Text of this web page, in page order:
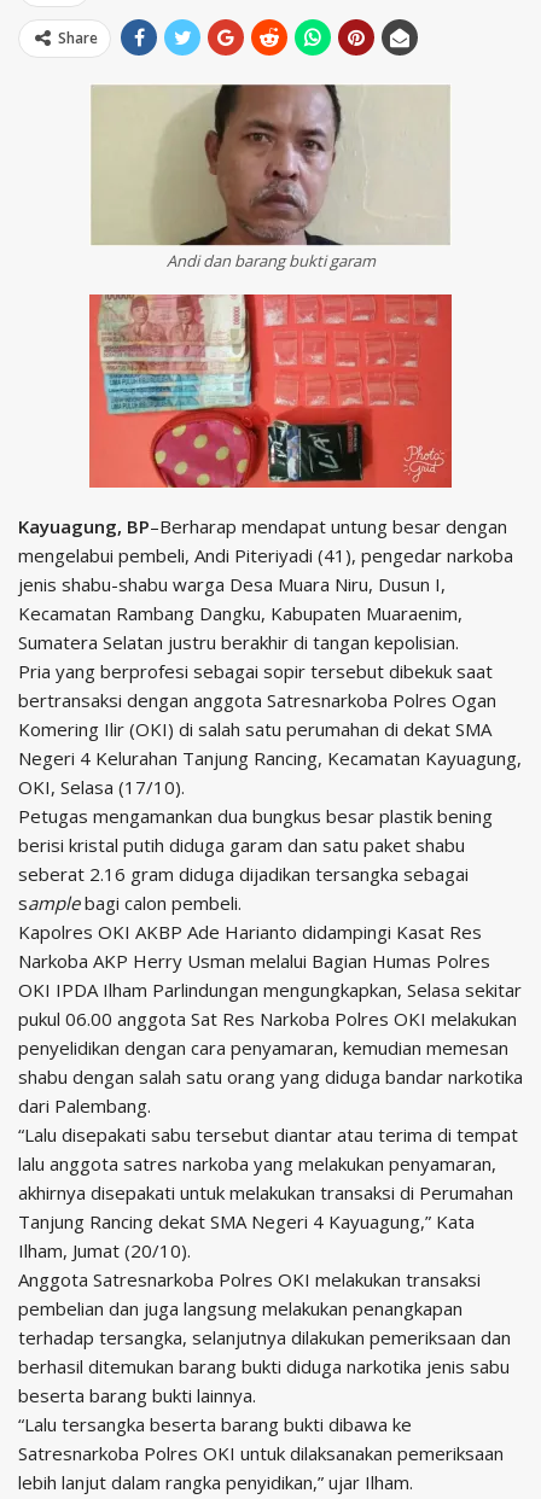
Share
Andi dan barang bukti garam
Kayuagung, BP–Berharap mendapat untung besar dengan
mengelabui pembeli, Andi Piteriyadi (41), pengedar narkoba
jenis shabu-shabu warga Desa Muara Niru, Dusun I,
Kecamatan Rambang Dangku, Kabupaten Muaraenim,
Sumatera Selatan justru berakhir di tangan kepolisian.
Pria yang berprofesi sebagai sopir tersebut dibekuk saat
bertransaksi dengan anggota Satresnarkoba Polres Ogan
Komering Ilir (OKI) di salah satu perumahan di dekat SMA
Negeri 4 Kelurahan Tanjung Rancing, Kecamatan Kayuagung,
OKI, Selasa (17/10).
Petugas mengamankan dua bungkus besar plastik bening
berisi kristal putih diduga garam dan satu paket shabu
seberat 2.16 gram diduga dijadikan tersangka sebagai
samplebagi calon pembeli.
Kapolres OKI AKBP Ade Harianto didampingi Kasat Res
Narkoba AKP Herry Usman melalui Bagian Humas Polres
OKI IPDA Ilham Parlindungan mengungkapkan, Selasa sekitar
pukul 06.00 anggota Sat Res Narkoba Polres OKI melakukan
penyelidikan dengan cara penyamaran, kemudian memesan
shabu dengan salah satu orang yang diduga bandar narkotika
dari Palembang.
“Lalu disepakati sabu tersebut diantar atau terima di tempat
lalu anggota satres narkoba yang melakukan penyamaran,
akhirnya disepakati untuk melakukan transaksi di Perumahan
Tanjung Rancing dekat SMA Negeri 4 Kayuagung,” Kata
Ilham, Jumat (20/10).
Anggota Satresnarkoba Polres OKI melakukan transaksi
pembelian dan juga langsung melakukan penangkapan
terhadap tersangka, selanjutnya dilakukan pemeriksaan dan
berhasil ditemukan barang bukti diduga narkotika jenis sabu
beserta barang bukti lainnya.
“Lalu tersangka beserta barang bukti dibawa ke
Satresnarkoba Polres OKI untuk dilaksanakan pemeriksaan
lebih lanjut dalam rangka penyidikan,” ujar Ilham.